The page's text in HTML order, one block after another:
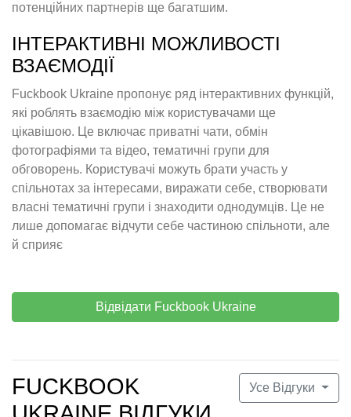
потенційних партнерів ще багатшим.
ІНТЕРАКТИВНІ МОЖЛИВОСТІ
ВЗАЄМОДІЇ
Fuckbook Ukraine пропонує ряд інтерактивних функцій,
які роблять взаємодію між користувачами ще
цікавішою. Це включає приватні чати, обмін
фотографіями та відео, тематичні групи для
обговорень. Користувачі можуть брати участь у
спільнотах за інтересами, виражати себе, створювати
власні тематичні групи і знаходити однодумців. Це не
лише допомагає відчути себе частиною спільноти, але
й сприяє
Відвідати Fuckbook Ukraine
Усе Відгуки
FUCKBOOK